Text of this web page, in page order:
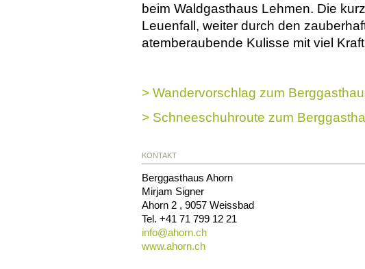
beim Waldgasthaus Lehmen. Die
Leuenfall, weiter durch den
atemberaubende Kulisse mit viel
> Wandervorschlag zum
> Schneeschuhroute zum
KONTAKT
Berggasthaus Ahorn
Mirjam Signer
Ahorn 2 , 9057 Weissbad
Tel. +41 71 799 12 21
info@ahorn.ch
www.ahorn.ch